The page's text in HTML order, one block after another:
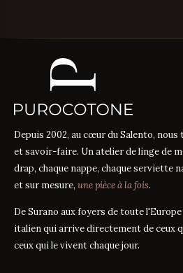
Depuis 2002, au cœur du Salento,
et savoir-faire. Un atelier de linge de
drap, chaque nappe, chaque serviette
et sur mesure, une pièce à la fois.
De Surano aux foyers de toute
italien qui arrive directement de ceux
ceux qui le vivent chaque jour.